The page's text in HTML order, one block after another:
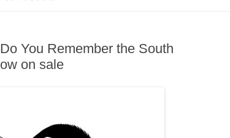
TAGAME
BRUTS (FRA)
DE MON FRÈRE (FRA)
TRUE COLORS (ITA)
OF THE JUNGLE
You Remember the South
on sale